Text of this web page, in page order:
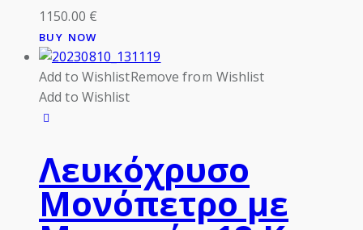
1150.00 €
BUY NOW
Add to WishlistRemove from Wishlist
Add to Wishlist
Λευκόχρυσο
Μονόπετρο με